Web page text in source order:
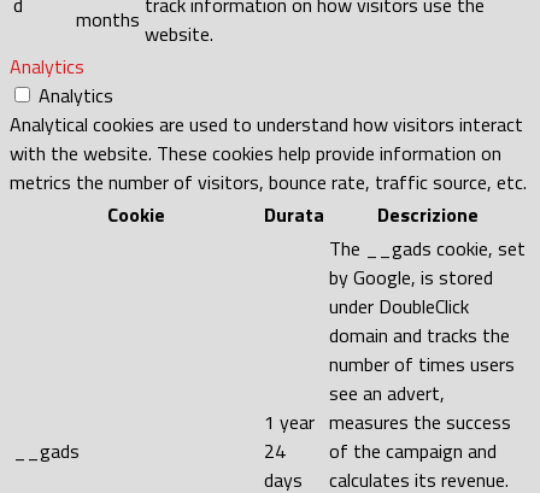
months website.
Analytics
Analytics
Analytical cookies are used to understand how visitors interact
with the website. These cookies help provide information on
metrics the number of visitors, bounce rate, traffic source, etc.
Cookie
Durata Descrizione
__gads
1 year
24
days
The __gads cookie, set
by Google, is stored
under DoubleClick
domain and tracks the
number of times users
see an advert,
measures the success
of the campaign and
calculates its revenue.